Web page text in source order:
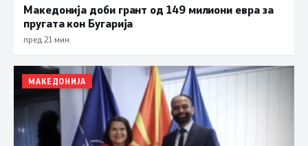
Македонија доби грант од 149 милиони евра за
пругата кон Бугарија
пред 21 мин.
МАКЕДОНИЈА